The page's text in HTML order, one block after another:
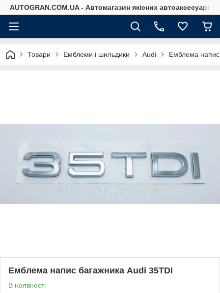
AUTOGRAN.COM.UA - Автомагазин якісних автоаксесуарів
Товари Емблеми і шильдики Audi Емблема
Емблема напис багажника Audi 35TDI
В наявності